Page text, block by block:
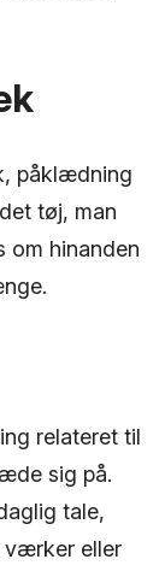
påklædning
tøj, man
om hinanden
relateret til
sig på.
tale,
værker eller